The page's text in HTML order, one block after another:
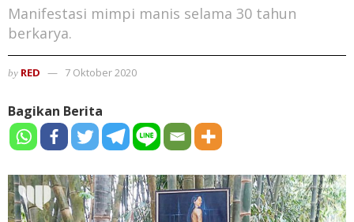
Manifestasi mimpi manis selama 30 tahun
berkarya.
by RED 7 Oktober 2020
Bagikan Berita